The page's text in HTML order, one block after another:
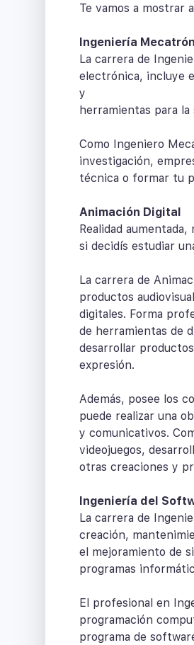
Te vamos a mostrar
Ingeniería
La carrera de
electrónica, incluye
y
herramientas para
Como Ingeniero
investigación,
técnica o formar tu
Animación Digital
Realidad
si decidís estudiar
La carrera de
productos
digitales. Forma
de herramientas de
desarrollar
expresión.
Además, posee los
puede realizar una
y comunicativos.
videojuegos,
otras creaciones y
Ingeniería del
La carrera de
creación,
el mejoramiento de
programas
El profesional en
programación
programa de